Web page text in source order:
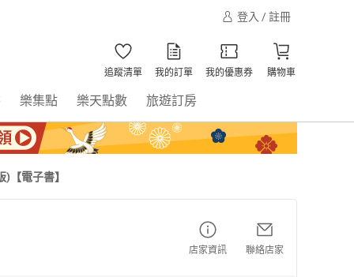
登入 / 註冊
追蹤清單 我的訂單 我的優惠券 購物車
樂集點 樂天點數 旅遊訂房
【電子書】
店家資訊 聯絡店家